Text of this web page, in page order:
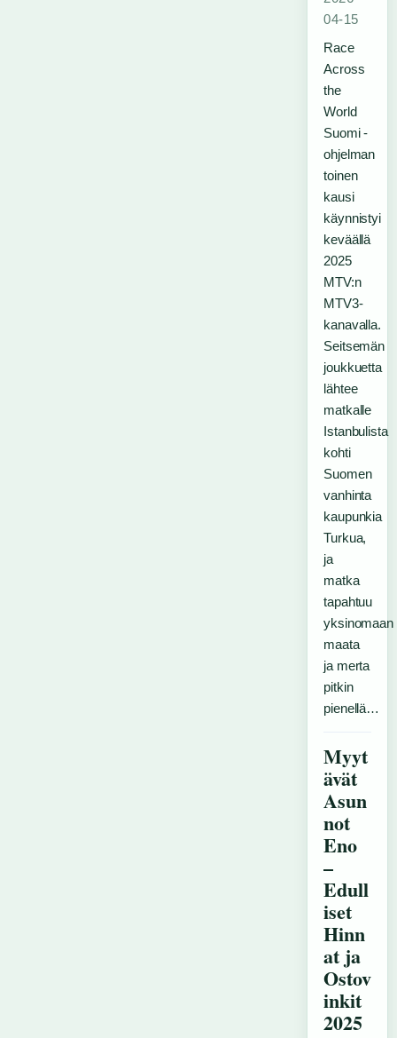
04-15
Race
Across
the
World
Suomi -
ohjelman
toinen
kausi
käynnistyi
keväällä
2025
MTV:n
MTV3-
kanavalla.
Seitsemän
joukkuetta
lähtee
matkalle
Istanbulista
kohti
Suomen
vanhinta
kaupunkia
Turkua,
ja
matka
tapahtuu
yksinomaan
maata
ja merta
pitkin
pienellä…
Myyt
ävät
Asun
not
Eno
–
Edull
iset
Hinn
at ja
Ostov
inkit
2025